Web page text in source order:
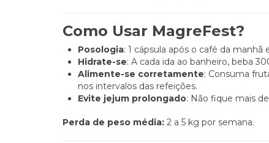
Como Usar MagreFest?
Posologia: 1 cápsula após o café da manhã
Hidrate-se: A cada ida ao banheiro, beba
Alimente-se corretamente: Consuma
nos intervalos das refeições.
Evite jejum prolongado: Não fique mais
Perda de peso média: 2 a 5 kg por semana.